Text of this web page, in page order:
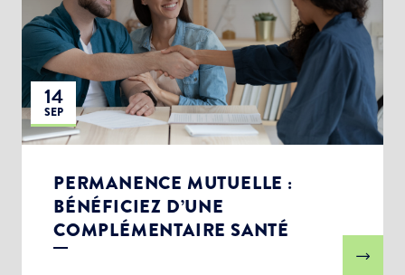
14
SEP
PERMANENCE MUTUELLE :
BÉNÉFICIEZ D’UNE
COMPLÉMENTAIRE SANTÉ